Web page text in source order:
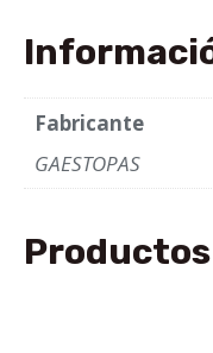
Fabricante
GAESTOPAS